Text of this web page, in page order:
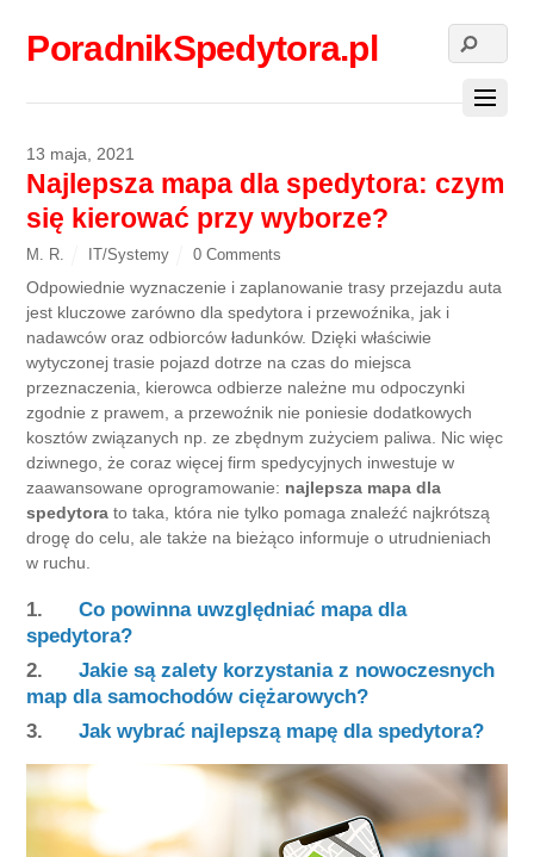
PoradnikSpedytora.pl
13 maja, 2021
Najlepsza mapa dla spedytora: czym
się kierować przy wyborze?
M. R. IT/Systemy 0 Comments
Odpowiednie wyznaczenie i zaplanowanie trasy przejazdu auta
jest kluczowe zarówno dla spedytora i przewoźnika, jak i
nadawców oraz odbiorców ładunków. Dzięki właściwie
wytyczonej trasie pojazd dotrze na czas do miejsca
przeznaczenia, kierowca odbierze należne mu odpoczynki
zgodnie z prawem, a przewoźnik nie poniesie dodatkowych
kosztów związanych np. ze zbędnym zużyciem paliwa. Nic więc
dziwnego, że coraz więcej firm spedycyjnych inwestuje w
zaawansowane oprogramowanie: najlepsza mapa dla
spedytora to taka, która nie tylko pomaga znaleźć najkrótszą
drogę do celu, ale także na bieżąco informuje o utrudnieniach
w ruchu.
1.Co powinna uwzględniać mapa dla
spedytora?
2.Jakie są zalety korzystania z nowoczesnych
map dla samochodów ciężarowych?
3.Jak wybrać najlepszą mapę dla spedytora?